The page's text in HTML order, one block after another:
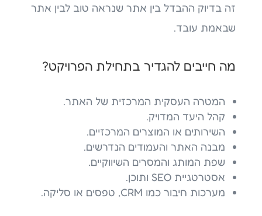
זה בדיוק ההבדל בין אתר שנראה טוב לבין אתר
שבאמת עובד.
מה חייבים להגדיר בתחילת הפרויקט?
המטרה העסקית המרכזית של האתר.
קהל היעד המדויק.
השירותים או המוצרים המרכזיים.
מבנה האתר והעמודים הנדרשים.
שפת המותג והמסרים השיווקיים.
אסטרטגיית SEO ותוכן.
מערכות חיבור כמו CRM, טפסים או סליקה.